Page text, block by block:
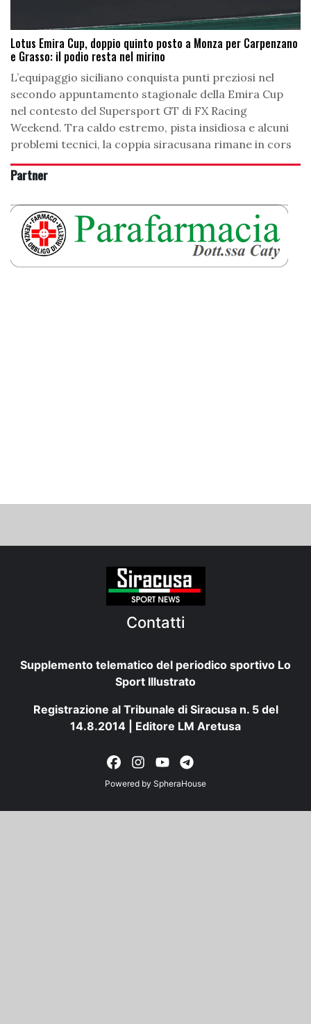
Lotus Emira Cup, doppio quinto posto a Monza per Carpenzano
e Grasso: il podio resta nel mirino
L’equipaggio siciliano conquista punti preziosi nel
secondo appuntamento stagionale della Emira Cup
nel contesto del Supersport GT di FX Racing
Weekend. Tra caldo estremo, pista insidiosa e alcuni
problemi tecnici, la coppia siracusana rimane in cors
Partner
Contatti
Supplemento telematico del periodico sportivo Lo
Sport Illustrato
Registrazione al Tribunale di Siracusa n. 5 del
14.8.2014 | Editore LM Aretusa
Powered by SpheraHouse